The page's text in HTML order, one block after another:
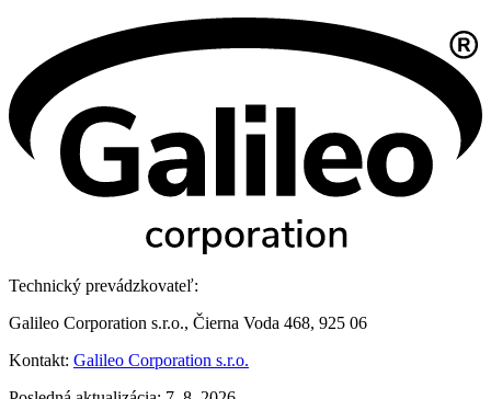
Technický prevádzkovateľ:
Galileo Corporation s.r.o., Čierna Voda 468, 925 06
Kontakt: Galileo Corporation s.r.o.